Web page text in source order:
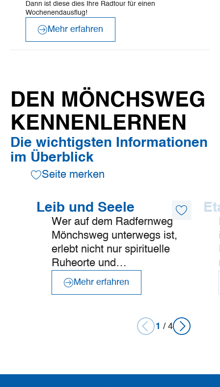
Dann ist diese dies Ihre Radtour für einen
Wochenendausflug!
Mehr erfahren
DEN MÖNCHSWEG
KENNENLERNEN
Die wichtigsten Informationen
im Überblick
Seite merken
Diesen
Leib und Seele
Wer auf dem Radfernweg
Mönchsweg unterwegs ist,
erlebt nicht nur spirituelle
Ruheorte und…
Mehr
erfahren
Mehr erfahren
Mehr
1 / 4